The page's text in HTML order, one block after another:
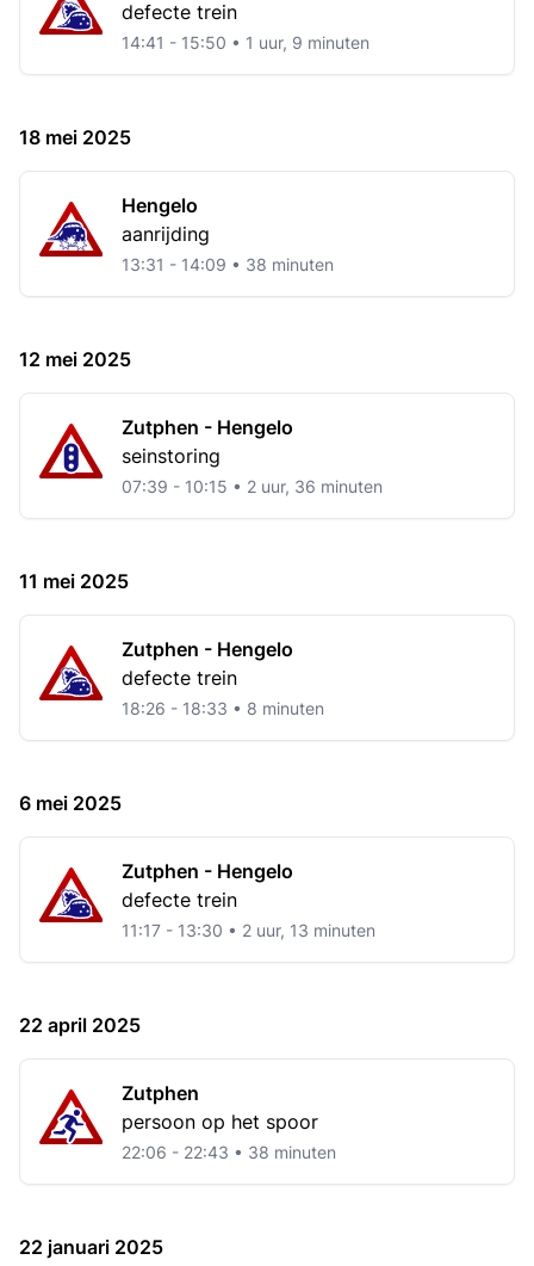
defecte trein
14:41 - 15:50 • 1 uur, 9 minuten
18 mei 2025
Hengelo
aanrijding
13:31 - 14:09 • 38 minuten
12 mei 2025
Zutphen - Hengelo
seinstoring
07:39 - 10:15 • 2 uur, 36 minuten
11 mei 2025
Zutphen - Hengelo
defecte trein
18:26 - 18:33 • 8 minuten
6 mei 2025
Zutphen - Hengelo
defecte trein
11:17 - 13:30 • 2 uur, 13 minuten
22 april 2025
Zutphen
persoon op het spoor
22:06 - 22:43 • 38 minuten
22 januari 2025